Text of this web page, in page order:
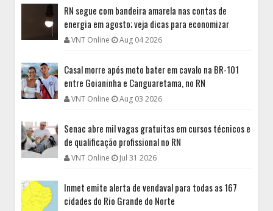
RN segue com bandeira amarela nas contas de
energia em agosto; veja dicas para economizar
VNT Online Aug 04 2026
Casal morre após moto bater em cavalo na BR-101
entre Goianinha e Canguaretama, no RN
VNT Online Aug 03 2026
Senac abre mil vagas gratuitas em cursos técnicos e
de qualificação profissional no RN
VNT Online Jul 31 2026
Inmet emite alerta de vendaval para todas as 167
cidades do Rio Grande do Norte